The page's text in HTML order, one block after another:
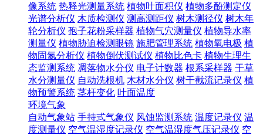
像系统 热释光测量系统 植物叶面积仪 植物多酚测定仪
光谱分析仪 木质检测仪 测高测距仪 树木测径仪 树木年
轮分析仪 孢子花粉采样器 植物气穴测量仪 植物导水率
测量仪 植物胁迫检测眼镜 施肥管理系统 植物氧电极 植
物固氮分析仪 植物倒伏测试仪 植物比色卡 植物生理生
态监测系统 凋落物水分仪 电子计数器 根系采样器 干草
水分测量仪 自动洗根机 木材水分仪 树干截流记录仪 植
物预警系统 茎杆变化 叶面温度
环境气象
自动气象站 手持式气象仪 风蚀监测系统 温度记录仪 温
度测量仪 空气温湿度记录仪 空气温湿度气压记录仪 空